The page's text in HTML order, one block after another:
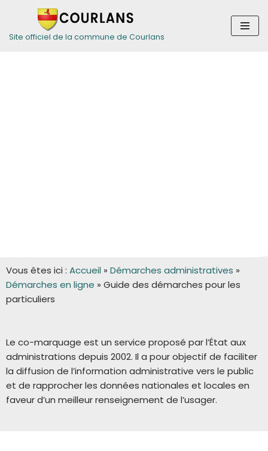
Aller
Site officiel de la commune de Courlans
Vous êtes ici : Accueil » Démarches administratives »
Démarches en ligne » Guide des démarches pour les
particuliers
Le co-marquage est un service proposé par l’État aux
administrations depuis 2002. Il a pour objectif de faciliter
la diffusion de l’information administrative vers le public
et de rapprocher les données nationales et locales en
faveur d’un meilleur renseignement de l’usager.